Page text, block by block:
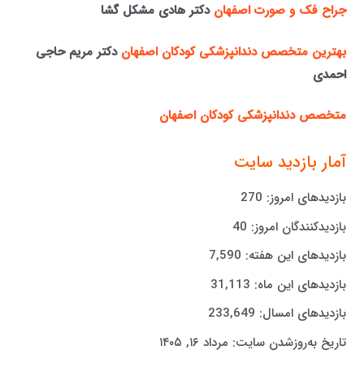
جراح فک و صورت اصفهان دکتر هادی مشکل گشا
بهترین متخصص دندانپزشکی کودکان اصفهان دکتر مریم حاجی
احمدی
متخصص دندانپزشکی کودکان اصفهان
آمار بازدید سایت
بازدیدهای امروز: 270
بازدیدکنندگان امروز: 40
بازدیدهای این هفته: 7,590
بازدیدهای این ماه: 31,113
بازدیدهای امسال: 233,649
تاریخ به‌روزشدن سایت: مرداد ۱۶, ۱۴۰۵